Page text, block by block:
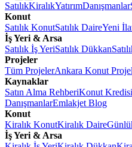
SatılıkKiralıkYatırımDanışmanlar
Konut
Satılık KonutSatılık DaireYeni
İş Yeri & Arsa
Satılık İş YeriSatılık Dükkan
Projeler
Tüm ProjelerAnkara Konut
Kaynaklar
Satın Alma RehberiKonut
DanışmanlarEmlakjet Blog
Konut
Kiralık KonutKiralık Daire
İş Yeri & Arsa